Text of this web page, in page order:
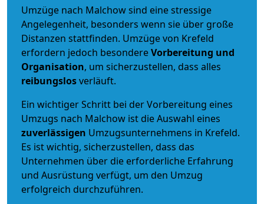
Umzüge nach Malchow sind eine stressige
Angelegenheit, besonders wenn sie über große
Distanzen stattfinden. Umzüge von Krefeld
erfordern jedoch besondereVorbereitung und
Organisation, um sicherzustellen, dass alles
reibungslosverläuft.
Ein wichtiger Schritt bei der Vorbereitung eines
Umzugs nach Malchow ist die Auswahl eines
zuverlässigen Umzugsunternehmens in Krefeld.
Es ist wichtig, sicherzustellen, dass das
Unternehmen über die erforderliche Erfahrung
und Ausrüstung verfügt, um den Umzug
erfolgreich durchzuführen.